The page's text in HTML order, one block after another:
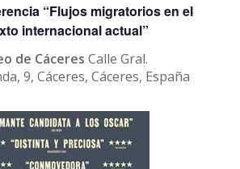
“Flujos migratorios en el
internacional actual”
de CáceresCalle Gral.
9, Cáceres, Cáceres, España